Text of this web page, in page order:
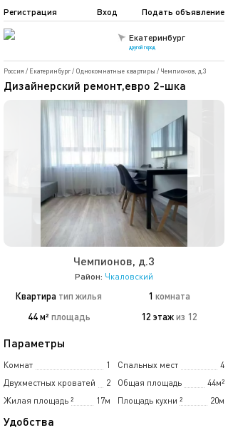
Екатеринбург
другой город
Подать объявление
Регистрация Вход
Россия / Екатеринбург/ Однокомнатные квартиры / Чемпионов, д.3
Дизайнерский ремонт,евро 2-шка
Чемпионов, д.3
Район: Чкаловский
Квартира тип жилья 1 комната
44 м² площадь 12 этажиз 12
Параметры
Комнат 1 Спальных мест
4
Двухместных кроватей
2 Общая площадь
44м²
Жилая площадь
17м
² Площадь кухни 20м
²
Удобства